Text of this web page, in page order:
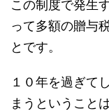
この制度で発生
って多額の贈与
とです。
１０年を過ぎて
まうということ